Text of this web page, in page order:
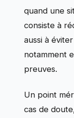
quand une
consiste à
aussi à
notamment
preuves.
Un point
cas de